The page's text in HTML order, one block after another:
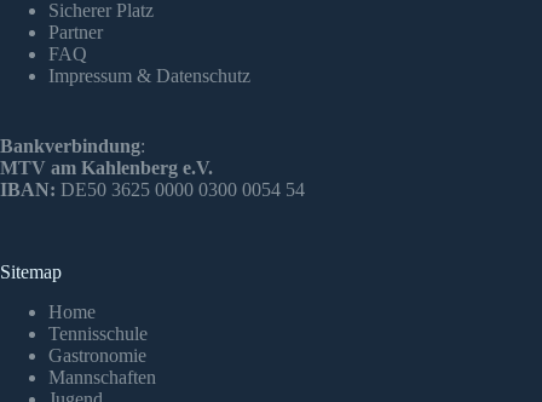
Sicherer Platz
Partner
FAQ
Impressum & Datenschutz
Bankverbindung:
MTV am Kahlenberg e.V.
IBAN: DE50 3625 0000 0300 0054 54
Sitemap
Home
Tennisschule
Gastronomie
Mannschaften